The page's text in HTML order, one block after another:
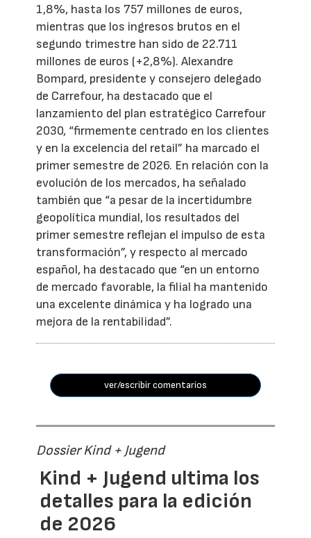
1,8%, hasta los 757 millones de euros,
mientras que los ingresos brutos en el
segundo trimestre han sido de 22.711
millones de euros (+2,8%). Alexandre
Bompard, presidente y consejero delegado
de Carrefour, ha destacado que el
lanzamiento del plan estratégico Carrefour
2030, “firmemente centrado en los clientes
y en la excelencia del retail” ha marcado el
primer semestre de 2026. En relación con la
evolución de los mercados, ha señalado
también que “a pesar de la incertidumbre
geopolítica mundial, los resultados del
primer semestre reflejan el impulso de esta
transformación”, y respecto al mercado
español, ha destacado que “en un entorno
de mercado favorable, la filial ha mantenido
una excelente dinámica y ha logrado una
mejora de la rentabilidad”.
ver/escribir comentarios
Dossier Kind + Jugend
Kind + Jugend ultima los
detalles para la edición
de 2026